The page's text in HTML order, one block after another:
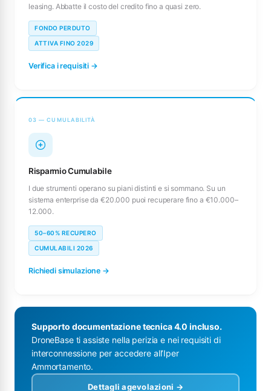
leasing. Abbatte il costo del credito fino a quasi zero.
FONDO PERDUTO
ATTIVA FINO 2029
Verifica i requisiti →
03 — CUMULABILITÀ
Risparmio Cumulabile
I due strumenti operano su piani distinti e si sommano. Su un
sistema enterprise da €20.000 puoi recuperare fino a €10.000–
12.000.
50–60% RECUPERO
CUMULABILI 2026
Richiedi simulazione →
Supporto documentazione tecnica 4.0 incluso.
DroneBase ti assiste nella perizia e nei requisiti di
interconnessione per accedere all’Iper
Ammortamento.
Dettagli agevolazioni →